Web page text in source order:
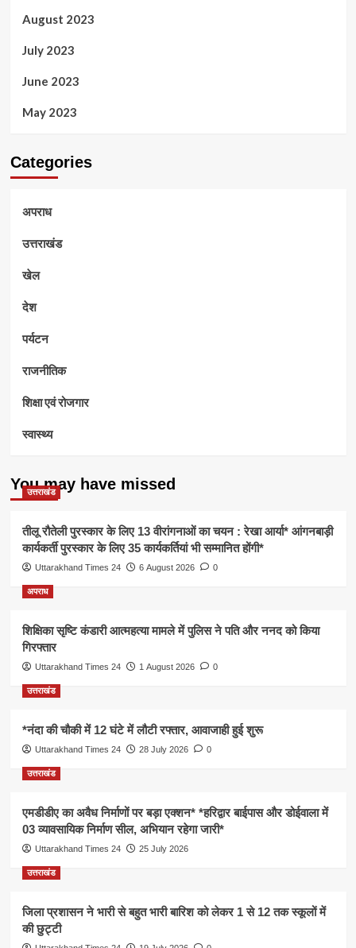
August 2023
July 2023
June 2023
May 2023
Categories
अपराध
उत्तराखंड
खेल
देश
पर्यटन
राजनीतिक
शिक्षा एवं रोजगार
स्वास्थ्य
You may have missed
उत्तराखंड
तीलू रौतेली पुरस्कार के लिए 13 वीरांगनाओं का चयन : रेखा आर्या* आंगनबाड़ी
कार्यकर्ती पुरस्कार के लिए 35 कार्यकर्तियां भी सम्मानित होंगी*
Uttarakhand Times 24 6 August 2026 0
अपराध
शिक्षिका सृष्टि कंडारी आत्महत्या मामले में पुलिस ने पति और ननद को किया
गिरफ्तार
Uttarakhand Times 24 1 August 2026 0
उत्तराखंड
*नंदा की चौकी में 12 घंटे में लौटी रफ्तार, आवाजाही हुई शुरू
Uttarakhand Times 24 28 July 2026 0
उत्तराखंड
एमडीडीए का अवैध निर्माणों पर बड़ा एक्शन* *हरिद्वार बाईपास और डोईवाला में
03 व्यावसायिक निर्माण सील, अभियान रहेगा जारी*
Uttarakhand Times 24 25 July 2026
उत्तराखंड
जिला प्रशासन ने भारी से बहुत भारी बारिश को लेकर 1 से 12 तक स्कूलों में
की छुट्टी